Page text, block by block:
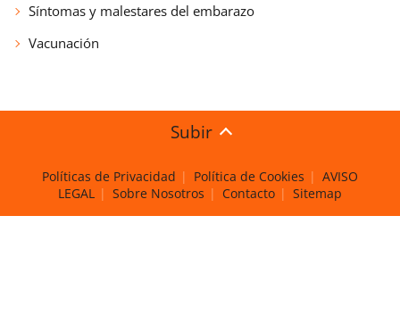
Síntomas y malestares del embarazo
Vacunación
Subir
Políticas de Privacidad Política de Cookies
AVISO
LEGAL
Sobre Nosotros Contacto Sitemap